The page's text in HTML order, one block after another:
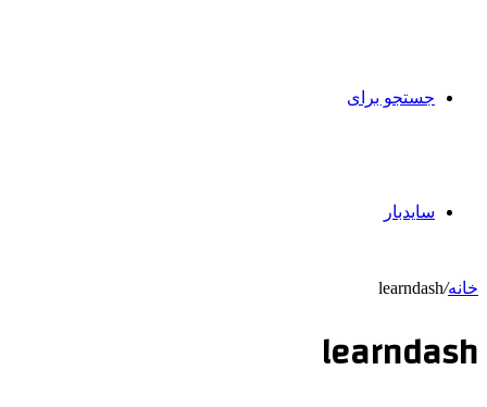
جستجو برای
سایدبار
خانه/
learndash
learndash